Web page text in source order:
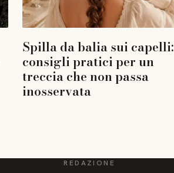
Spilla da balia sui capelli:
consigli pratici per un
treccia che non passa
inosservata
REDAZIONE